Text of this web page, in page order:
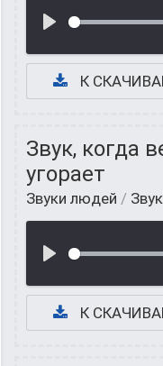
К
Звук, когда
угорает
Звуки людей /
К